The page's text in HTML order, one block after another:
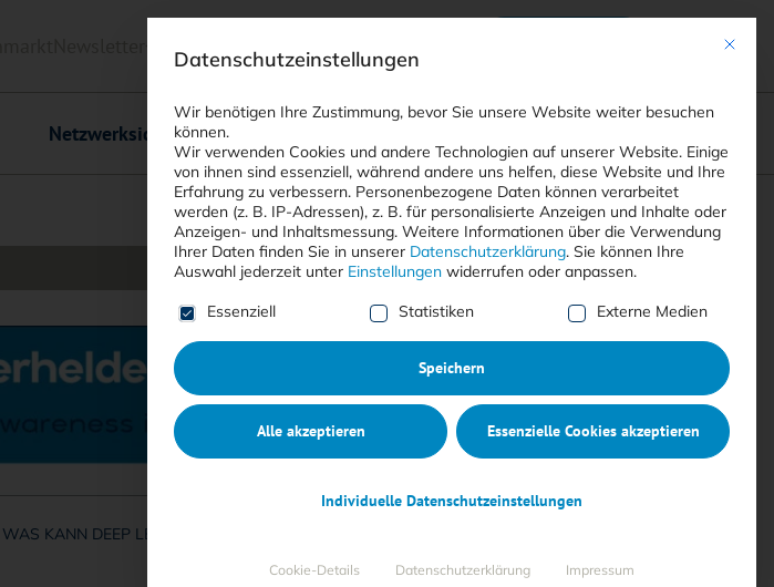
Suchen
<kes>+ Downloads
Netzwerksicherheit
WAS KANN DEEP LEARNING?
Mit
Datenschutzeinstellungen
Wir benötigen Ihre Zustimmung, bevor Sie unsere Website weiter besuchen
können.
Wir verwenden Cookies und andere Technologien auf unserer Website. Einige
von ihnen sind essenziell, während andere uns helfen, diese Website und Ihre
Erfahrung zu verbessern. Personenbezogene Daten können verarbeitet
werden (z. B. IP-Adressen), z. B. für personalisierte Anzeigen und Inhalte oder
Anzeigen- und Inhaltsmessung. Weitere Informationen über die Verwendung
Ihrer Daten finden Sie in unserer Datenschutzerklärung. Sie können Ihre
Auswahl jederzeit unter Einstellungen widerrufen oder anpassen.
Es folgt eine Liste der Service-Gruppen, für die eine Einwilligung
Essenziell Statistiken Externe Medien
Speichern
Alle akzeptieren Essenzielle Cookies akzeptieren
Individuelle Datenschutzeinstellungen
Cookie-Details Datenschutzerklärung Impressum